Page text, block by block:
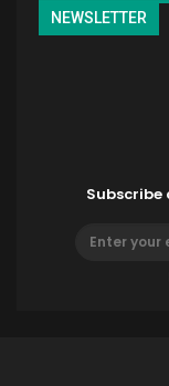
NEWSLETTER